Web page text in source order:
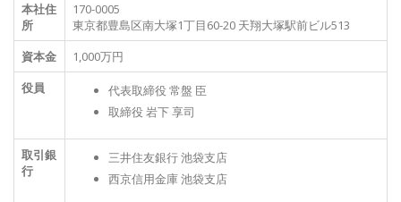
本社住
所
170-0005
東京都豊島区南大塚1丁目60-20 天翔大塚駅前ビル513
資本金
1,000万円
役員
代表取締役 常盤 臣
取締役 岩下 享司
取引銀
行
三井住友銀行 池袋支店
西京信用金庫 池袋支店